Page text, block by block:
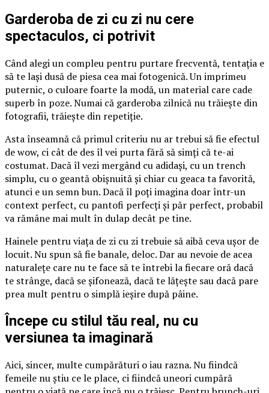
Garderoba de zi cu zi nu cere
spectaculos, ci potrivit
Când alegi un compleu pentru purtare frecventă, tentația e
să te lași dusă de piesa cea mai fotogenică. Un imprimeu
puternic, o culoare foarte la modă, un material care cade
superb în poze. Numai că garderoba zilnică nu trăiește din
fotografii, trăiește din repetiție.
Asta înseamnă că primul criteriu nu ar trebui să fie efectul
de wow, ci cât de des îl vei purta fără să simți că te-ai
costumat. Dacă îl vezi mergând cu adidași, cu un trench
simplu, cu o geantă obișnuită și chiar cu geaca ta favorită,
atunci e un semn bun. Dacă îl poți imagina doar într-un
context perfect, cu pantofi perfecți și păr perfect, probabil
va rămâne mai mult în dulap decât pe tine.
Hainele pentru viața de zi cu zi trebuie să aibă ceva ușor de
locuit. Nu spun să fie banale, deloc. Dar au nevoie de acea
naturalețe care nu te face să te întrebi la fiecare oră dacă
te strânge, dacă se șifonează, dacă te lățește sau dacă pare
prea mult pentru o simplă ieșire după pâine.
Începe cu stilul tău real, nu cu
versiunea ta imaginară
Aici, sincer, multe cumpărături o iau razna. Nu fiindcă
femeile nu știu ce le place, ci fiindcă uneori cumpără